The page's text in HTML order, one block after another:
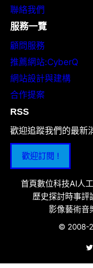
聯絡我們
服務一覽
顧問服務
推薦網站:CyberQ
網站設計與建構
合作提案
RSS
歡迎追蹤我們的最新
歡迎訂閱 !
首頁數位科技AI人
歷史探討時事評
影像藝術音
© 2008-
X